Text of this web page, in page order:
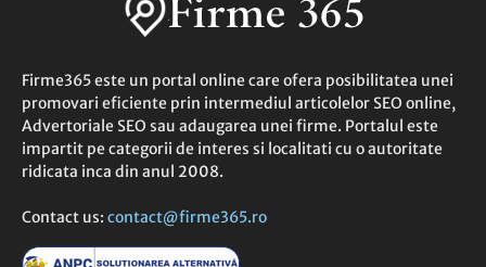
Firme365 este un portal online care ofera posibilitatea unei
promovari eficiente prin intermediul articolelor SEO online,
Advertoriale SEO sau adaugarea unei firme. Portalul este
impartit pe categorii de interes si localitati cu o autoritate
ridicata inca din anul 2008.
Contact us: contact@firme365.ro